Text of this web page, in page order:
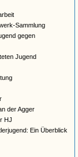
Sammlung
gegen
Jugend
der Agger
HJ
Ein Überblick